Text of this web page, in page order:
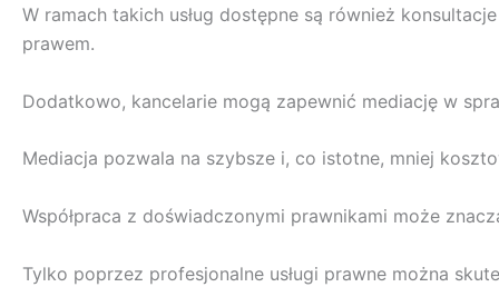
W ramach takich usług dostępne są również
prawem.
Dodatkowo, kancelarie mogą zapewnić mediację w
Mediacja pozwala na szybsze i, co istotne, mniej
Współpraca z doświadczonymi prawnikami może
Tylko poprzez profesjonalne usługi prawne można